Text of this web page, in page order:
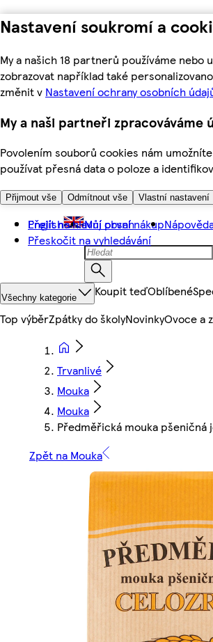
Nastavení soukromí a
My a našich 18 partnerů používáme
zobrazovat například také
změnit v Nastavení ochrany osobních
My a naši partneři zpracováváme
Povolením souborů cookies nám
používat přesná data o poloze a
Přijmout vše Odmítnout vše Vlastní nastavení
Přejít na hlavní obsah
Přeskočit na vyhledávání
English Můj první nákup
Všechny kategorie Koupit teďOblíbené
Top výběrZpátky do školyNovinkyOvoce a
Trvanlivé
Mouka
Mouka
Předměřická mouka pšeničná
Zpět na Mouka